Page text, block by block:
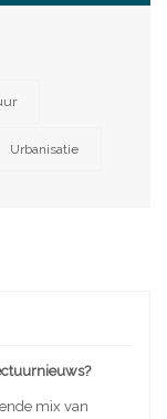
Urbanisatie
mix van